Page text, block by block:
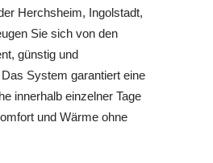
Herchsheim, Ingolstadt,
Sie sich von den
günstig und
System garantiert eine
innerhalb einzelner Tage
und Wärme ohne